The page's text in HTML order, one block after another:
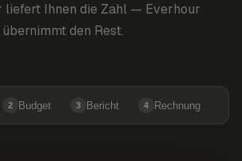
liefert Ihnen die Zahl — Everhour
übernimmt den Rest.
2 Budget 3 Bericht 4 Rechnung